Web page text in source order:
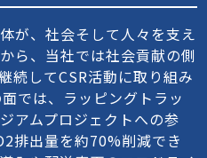
が、社会そして人々を支え
ら、当社では社会貢献の側
続してCSR活動に取り組み
では、ラッピングトラッ
アムプロジェクトへの参
排出量を約70%削減でき